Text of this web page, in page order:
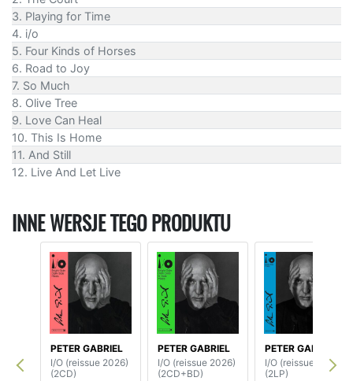
3. Playing for Time
4. i/o
5. Four Kinds of Horses
6. Road to Joy
7. So Much
8. Olive Tree
9. Love Can Heal
10. This Is Home
11. And Still
12. Live And Let Live
INNE WERSJE TEGO PRODUKTU
PETER GABRIEL
I/O (reissue 2026)
(2CD)
PETER GABRIEL
I/O (reissue 2026)
(2CD+BD)
PETER GABRIEL
I/O (reissue 2026)
(2LP)